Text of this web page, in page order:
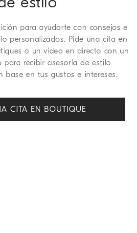
para ayudarte con consejos e
personalizados. Pide una cita en
o un vídeo en directo con un
para recibir asesoría de estilo
base en tus gustos e intereses.
CITA EN BOUTIQUE